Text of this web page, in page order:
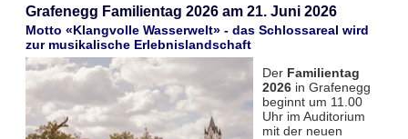
Grafenegg Familientag 2026 am 21. Juni 2026
Motto «Klangvolle Wasserwelt» - das Schlossareal wird
zur musikalische Erlebnislandschaft
Der Familientag
2026in Grafenegg
beginnt um 11.00
Uhr im Auditorium
mit der neuen